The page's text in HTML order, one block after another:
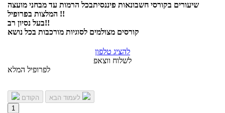
שיעורים בקורסי חשבונאות פיננסיתבכל הרמות עד מבחני מועצה
המלצות בפרופיל !!
בעל נסיון רב!!
קורסים מצולמים לסוגיות מורכבות בכל נושא
להציג טלפון
לשלוח ווצאפ
לפרופיל המלא
הקודם
1